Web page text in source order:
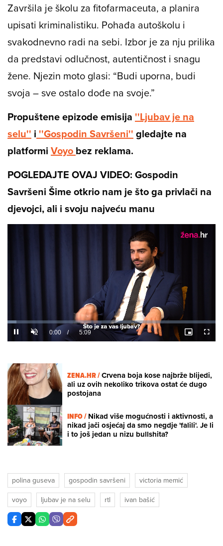
Završila je školu za fitofarmaceuta, a planira
upisati kriminalistiku. Pohađa autoškolu i
svakodnevno radi na sebi. Izbor je za nju prilika
da predstavi odlučnost, autentičnost i snagu
žene. Njezin moto glasi: “Budi uporna, budi
svoja – sve ostalo dođe na svoje.”
Propuštene epizode emisija ''Ljubav je na
selu'' i ''Gospodin Savršeni'' gledajte na
platformi Voyo bez reklama.
POGLEDAJTE OVAJ VIDEO: Gospodin
Savršeni Šime otkrio nam je što ga privlači na
djevojci, ali i svoju najveću manu
Unmute /
Loaded:
4.42%
ZENA.HR /Crvena boja kose najbrže blijedi,
ali uz ovih nekoliko trikova ostat će dugo
postojana
INFO /Nikad više mogućnosti i aktivnosti, a
nikad jači osjećaj da smo negdje 'falili'. Je li
i to još jedan u nizu bullshita?
polina guseva gospodin savršeni
victoria memić
voyo
ljubav je na selu rtl ivan bašić